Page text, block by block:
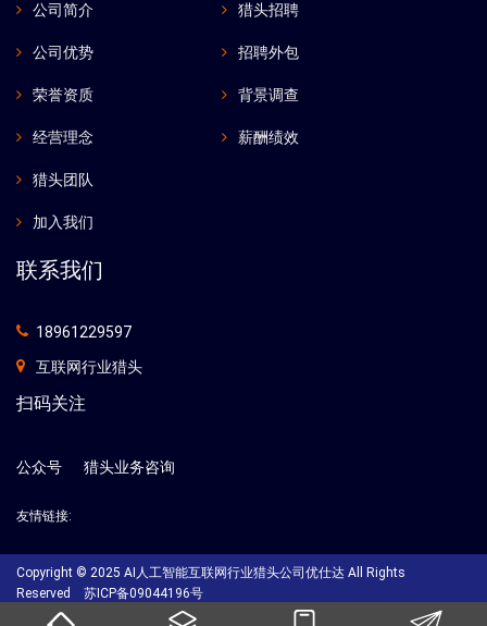
公司简介
公司优势
荣誉资质
经营理念
猎头团队
加入我们
猎头招聘
招聘外包
背景调查
薪酬绩效
联系我们
18961229597
互联网行业猎头
扫码关注
公众号 猎头业务咨询
友情链接:
Copyright © 2025 AI人工智能互联网行业猎头公司优仕达 All Rights
Reserved 苏ICP备09044196号